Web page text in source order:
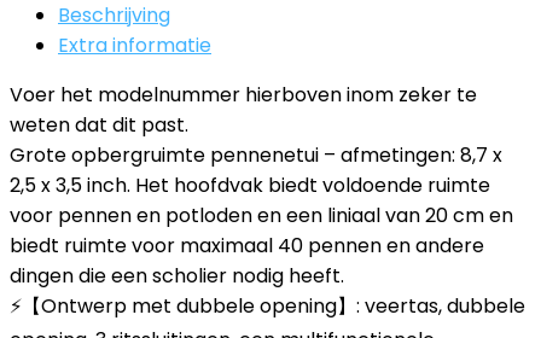
Beschrijving
Extra informatie
Voer het modelnummer hierboven inom zeker te
weten dat dit past.
Grote opbergruimte pennenetui – afmetingen: 8,7 x
2,5 x 3,5 inch. Het hoofdvak biedt voldoende ruimte
voor pennen en potloden en een liniaal van 20 cm en
biedt ruimte voor maximaal 40 pennen en andere
dingen die een scholier nodig heeft.
⚡【Ontwerp met dubbele opening】: veertas, dubbele